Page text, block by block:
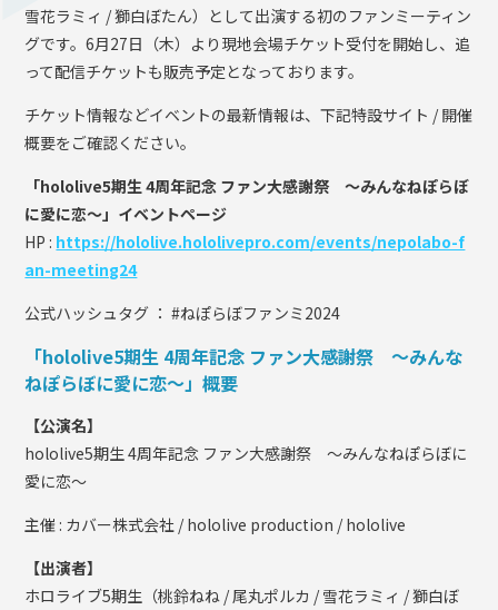
雪花ラミィ / 獅白ぼたん）として出演する初のファンミーティン
グです。6月27日（木）より現地会場チケット受付を開始し、追
って配信チケットも販売予定となっております。
チケット情報などイベントの最新情報は、下記特設サイト / 開催
概要をご確認ください。
「hololive5期生 4周年記念 ファン大感謝祭 ～みんなねぽらぼ
に愛に恋～」イベントページ
HP : https://hololive.hololivepro.com/events/nepolabo-f
an-meeting24
公式ハッシュタグ ： #ねぽらぼファンミ2024
「hololive5期生 4周年記念 ファン大感謝祭 ～みんな
ねぽらぼに愛に恋～」概要
【公演名】
hololive5期生 4周年記念 ファン大感謝祭 ～みんなねぽらぼに
愛に恋～
主催 : カバー株式会社 / hololive production / hololive
【出演者】
ホロライブ5期生（桃鈴ねね / 尾丸ポルカ / 雪花ラミィ / 獅白ぼ